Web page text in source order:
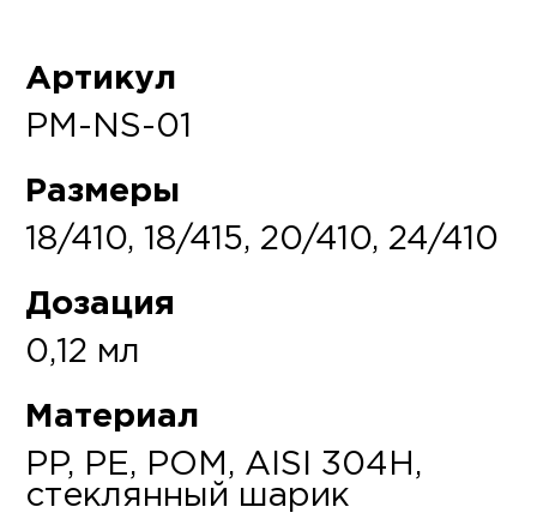
Артикул
PM-NS-01
Размеры
18/410, 18/415, 20/410, 24/410
Дозация
0,12 мл
Материал
PP, PE, POM, AISI 304H,
стеклянный шарик